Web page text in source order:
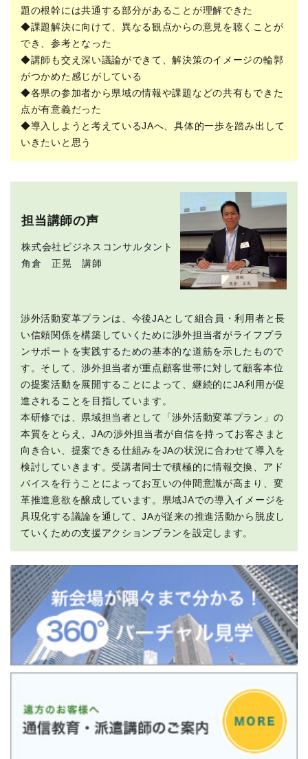
題の根幹には共通する部分があることが理解できた
◆課題解決に向けて、異なる観点からの意見を聴くことが
でき、参考となった
◆講師も交え深い議論ができて、解決策のイメージの輪郭
がつかめた感じがしている
◆各県の参加者から県域の情報や課題などの共有もできた
点が有意義だった
◆導入しようと考えているJAへ、具体的一歩を踏み出して
いきたいと思う
担当講師の声
株式会社ビジネスコンサルタント
角倉 正晃 講師
渉外活動変革プランは、今後JAとして組合員・利用者と長
い信頼関係を構築していくために渉外担当者がライフプラ
ンサポートを実践するための基本的な道筋を示したもので
す。そして、渉外担当者が重点顧客世帯に対して顧客本位
の提案活動を展開することによって、継続的にJA利用が促
進されることを目指しています。
本研修では、県域担当者として「渉外活動変革プラン」の
本質をとらえ、JAの渉外担当者が自信を持ってお客さまと
向き合い、提案できる仕組みをJAの状況に合わせて導入を
検討していきます。受講者同士で積極的に情報交換、アド
バイスを行うことによってお互いの仲間意識が高まり、変
革推進意欲を醸成しています。県域JAでの導入イメージを
具現化する議論を通して、JAが従来の推進活動から脱皮し
ていくための支援アクションプランを設定します。